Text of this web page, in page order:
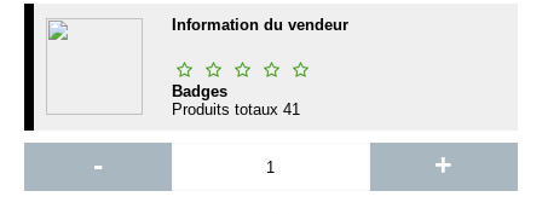
Information du vendeur
Badges
Produits totaux 41
- +